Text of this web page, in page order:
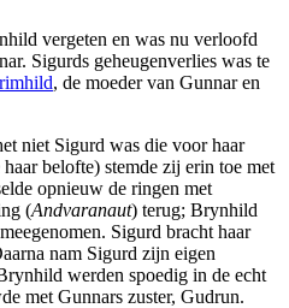
vergeten en was nu verloofd
Sigurds geheugenverlies was te
, de moeder van Gunnar en
niet Sigurd was die voor haar
belofte) stemde zij erin toe met
opnieuw de ringen met
(Andvaranaut) terug; Brynhild
Sigurd bracht haar
nam Sigurd zijn eigen
werden spoedig in de echt
met Gunnars zuster, Gudrun.